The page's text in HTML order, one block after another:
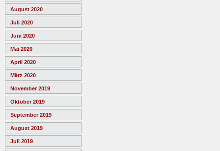
August 2020
Juli 2020
Juni 2020
Mai 2020
April 2020
März 2020
November 2019
Oktober 2019
September 2019
August 2019
Juli 2019